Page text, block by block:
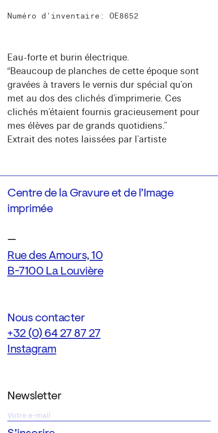
Numéro d'inventaire: OE8652
Eau-forte et burin électrique.
“Beaucoup de planches de cette époque sont
gravées à travers le vernis dur spécial qu’on
met au dos des clichés d’imprimerie. Ces
clichés m’étaient fournis gracieusement pour
mes élèves par de grands quotidiens.”
Extrait des notes laissées par l’artiste
Centre de la Gravure et de l’Image
imprimée
—
Rue des Amours, 10
B-7100 La Louvière
Nous contacter
+32 (0) 64 27 87 27
Instagram
Newsletter